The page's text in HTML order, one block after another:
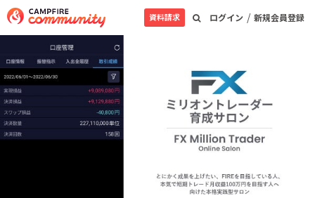
ログイン / 新規会員登録
資料請求